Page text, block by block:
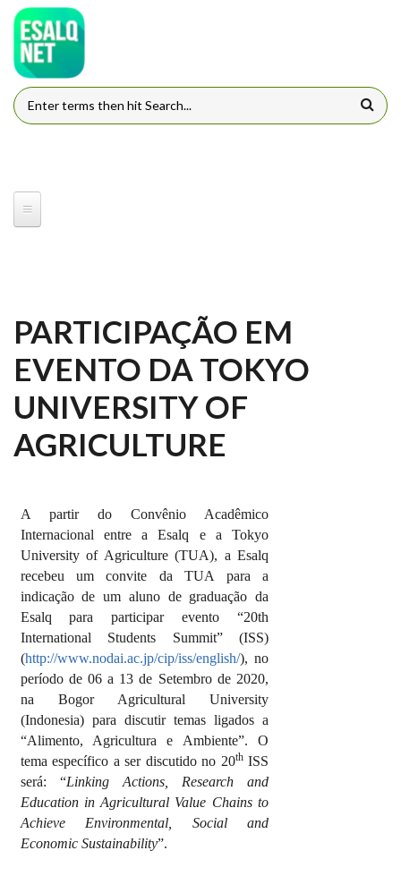
Pular para o conteúdo principal
FORMULÁRIO DE BUSCA
PARTICIPAÇÃO EM
EVENTO DA TOKYO
UNIVERSITY OF
AGRICULTURE
A partir do Convênio Acadêmico
Internacional entre a Esalq e a Tokyo
University of Agriculture (TUA), a Esalq
recebeu um convite da TUA para a
indicação de um aluno de graduação da
Esalq para participar evento “20th
International Students Summit” (ISS)
(http://www.nodai.ac.jp/cip/iss/english/), no
período de 06 a 13 de Setembro de 2020,
na Bogor Agricultural University
(Indonesia) para discutir temas ligados a
“Alimento, Agricultura e Ambiente”. O
tema específico a ser discutido no 20thISS
será: “Linking Actions, Research and
Education in Agricultural Value Chains to
Achieve Environmental, Social and
Economic Sustainability”.